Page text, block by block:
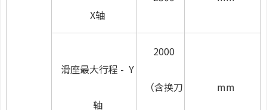
X轴
滑座最大行程 -Y
轴
2000
（含换刀 mm